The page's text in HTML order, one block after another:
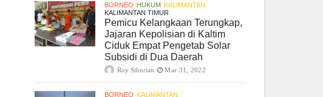
BORNEO HUKUM KALIMANTAN
KALIMANTAN TIMUR
Pemicu Kelangkaan Terungkap,
Jajaran Kepolisian di Kaltim
Ciduk Empat Pengetab Solar
Subsidi di Dua Daerah
Roy Siburian Mar 31, 2022
BORNEO KALIMANTAN